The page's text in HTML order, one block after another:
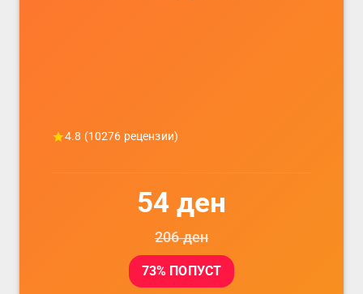
4.8 (10276 рецензии)
54 ден
206ден
73% ПОПУСТ